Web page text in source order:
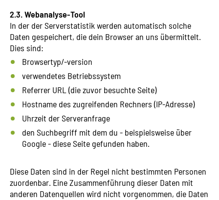
2.3. Webanalyse-Tool
In der der Serverstatistik werden automatisch solche
Daten gespeichert, die dein Browser an uns übermittelt.
Dies sind:
Browsertyp/-version
verwendetes Betriebssystem
Referrer URL (die zuvor besuchte Seite)
Hostname des zugreifenden Rechners (IP-Adresse)
Uhrzeit der Serveranfrage
den Suchbegriff mit dem du - beispielsweise über
Google - diese Seite gefunden haben.
Diese Daten sind in der Regel nicht bestimmten Personen
zuordenbar. Eine Zusammenführung dieser Daten mit
anderen Datenquellen wird nicht vorgenommen, die Daten